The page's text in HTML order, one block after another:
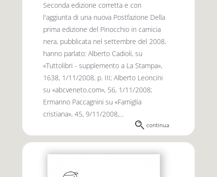
Seconda edizione corretta e con
l'aggiunta di una nuova Postfazione Della
prima edizione del Pinocchio in camicia
nera, pubblicata nel settembre del 2008,
hanno parlato: Alberto Cadioli, su
«Tuttolibri - supplemento a La Stampa»,
1638, 1/11/2008, p. III; Alberto Leoncini
su «abcveneto.com», 56, 1/11/2008;
Ermanno Paccagnini su «Famiglia
cristiana», 45, 9/11/2008,...
continua